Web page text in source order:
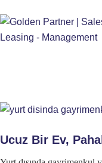
Ucuz Bir Ev,